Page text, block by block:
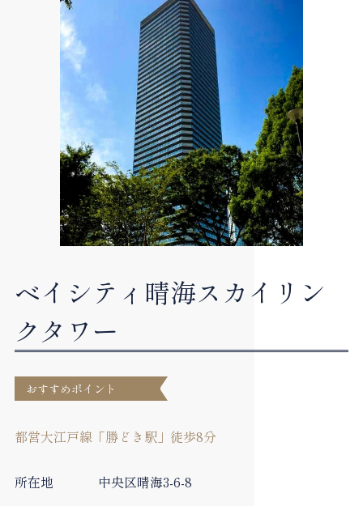
ベイシティ晴海スカイリン
クタワー
おすすめポイント
都営大江戸線「勝どき駅」徒歩8分
所在地 中央区晴海3-6-8